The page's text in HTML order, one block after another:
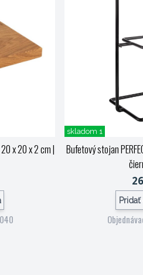
20 x 20 x 2 cm|
skladom 1
Bufetový stojan